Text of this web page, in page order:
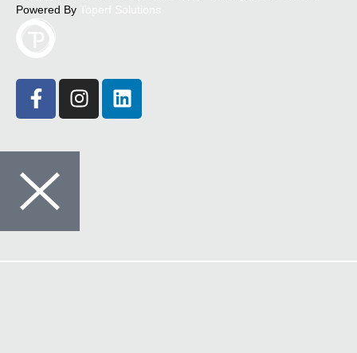
Powered By